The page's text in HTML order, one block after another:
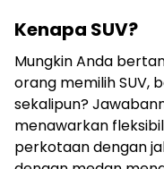
Kenapa SUV?
Mungkin Anda
orang memilih SUV,
sekalipun?
menawarkan
perkotaan dengan